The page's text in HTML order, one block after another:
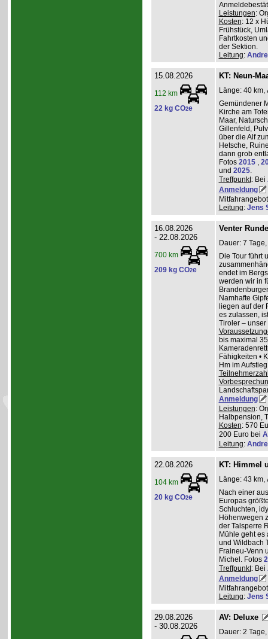
Leistungen:
Kosten: 12 x
Frühstück,
Fahrtkosten
der Sektion.
Leitung:
15.08.2026
112 km
22 kg CO2e
KT: Neun-
Länge: 40 km,
Gemündener
Kirche am
Maar,
Gillenfeld,
über die Alf
Hetsche,
dann grob
Fotos 2015 ,
und 2025.
Treffpunkt: Bei
Anmeldung
Leitung: Jens
16.08.2026
- 22.08.2026
700 km
209 kg CO2e
Venter
Dauer: 7
Die Tour führt
endet im
werden wir in
Namhafte
liegen auf der
es zulassen,
Tiroler – unser
bis maximal
Fähigkeiten •
Hm im
Anmeldung
Leistungen:
Halbpension,
Kosten: 570
200 Euro bei
Leitung:
22.08.2026
104 km
20 kg CO2e
KT: Himmel
Länge: 43 km,
Nach einer
Europas
Schluchten,
Höhenwegen
der Talsperre
Mühle geht es
und Wildbach
Fraineu-Venn
Michel. Fotos
Treffpunkt: Bei
Anmeldung
Leitung: Jens
29.08.2026
- 30.08.2026
AV: Deluxe
Dauer: 2